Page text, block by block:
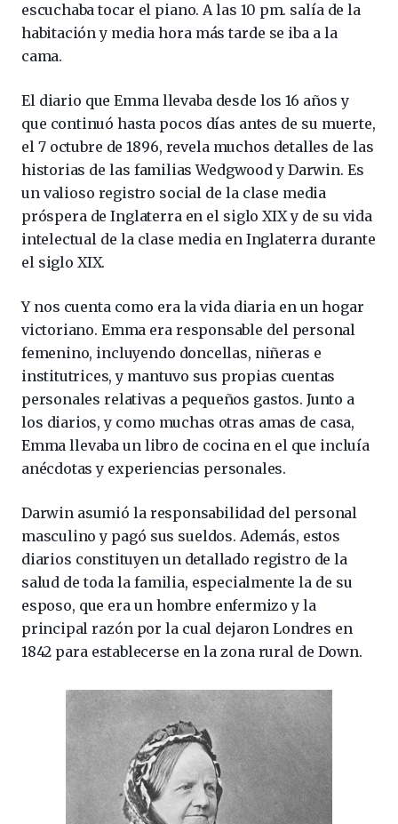
escuchaba tocar el piano. A las 10 pm. salía de la
habitación y media hora más tarde se iba a la
cama.
El diario que Emma llevaba desde los 16 años y
que continuó hasta pocos días antes de su muerte,
el 7 octubre de 1896, revela muchos detalles de las
historias de las familias Wedgwood y Darwin. Es
un valioso registro social de la clase media
próspera de Inglaterra en el siglo XIX y de su vida
intelectual de la clase media en Inglaterra durante
el siglo XIX.
Y nos cuenta como era la vida diaria en un hogar
victoriano. Emma era responsable del personal
femenino, incluyendo doncellas, niñeras e
institutrices, y mantuvo sus propias cuentas
personales relativas a pequeños gastos. Junto a
los diarios, y como muchas otras amas de casa,
Emma llevaba un libro de cocina en el que incluía
anécdotas y experiencias personales.
Darwin asumió la responsabilidad del personal
masculino y pagó sus sueldos. Además, estos
diarios constituyen un detallado registro de la
salud de toda la familia, especialmente la de su
esposo, que era un hombre enfermizo y la
principal razón por la cual dejaron Londres en
1842 para establecerse en la zona rural de Down.